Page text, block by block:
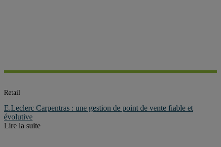
Retail
E.Leclerc Carpentras : une gestion de point de vente fiable et
évolutive
Lire la suite